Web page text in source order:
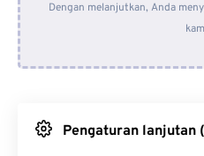
Dari
Dengan melanjutkan, Anda
Pengaturan lanjutan